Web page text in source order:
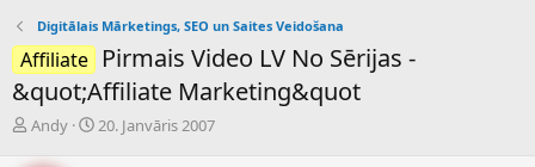
Digitālais Mārketings, SEO un Saites Veidošana
Affiliate
Pirmais Video LV No Sērijas -
&quot;Affiliate Marketing&quot
P
Andy
S
20. Janvāris 2007